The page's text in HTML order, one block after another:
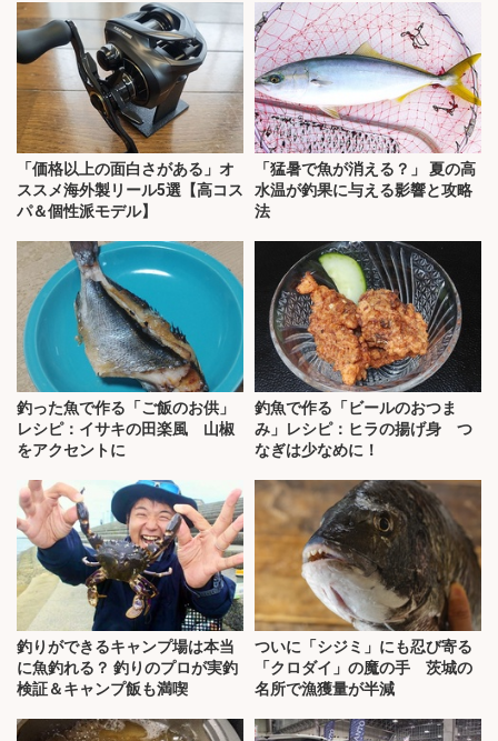
「価格以上の面白さがある」オ
ススメ海外製リール5選【高コス
パ＆個性派モデル】
「猛暑で魚が消える？」 夏の高
水温が釣果に与える影響と攻略
法
釣った魚で作る「ご飯のお供」
レシピ：イサキの田楽風 山椒
をアクセントに
釣魚で作る「ビールのおつま
み」レシピ：ヒラの揚げ身 つ
なぎは少なめに！
釣りができるキャンプ場は本当
に魚釣れる？ 釣りのプロが実釣
検証＆キャンプ飯も満喫
ついに「シジミ」にも忍び寄る
「クロダイ」の魔の手 茨城の
名所で漁獲量が半減